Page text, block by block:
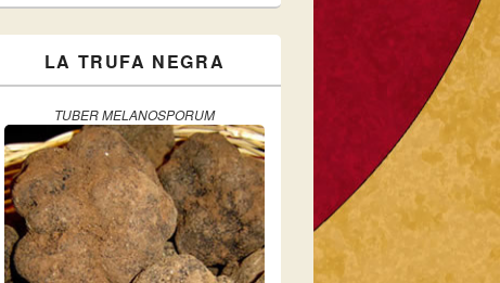
LA TRUFA NEGRA
TUBER MELANOSPORUM